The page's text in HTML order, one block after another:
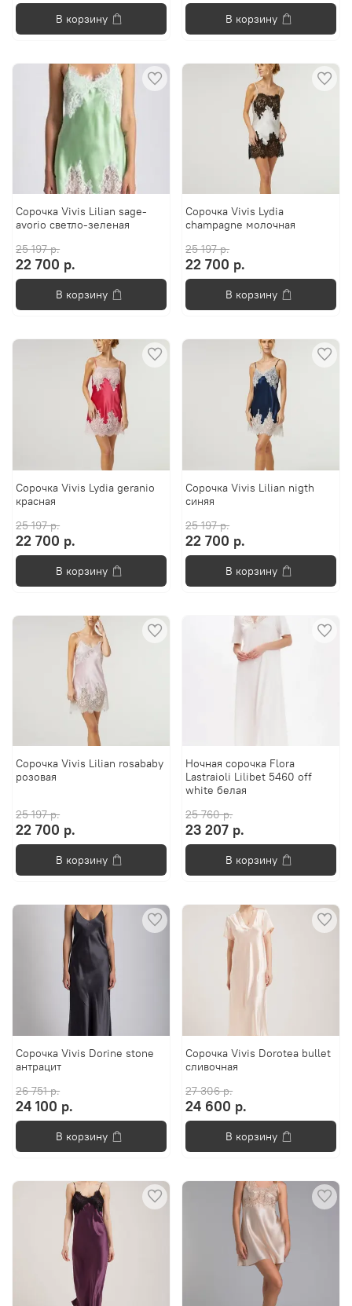
В корзину В корзину
Сорочка Vivis Lilian sage-
avorio светло-зеленая
25 197 р.
22 700 р.
В корзину
Сорочка Vivis Lydia
champagne молочная
25 197 р.
22 700 р.
В корзину
Сорочка Vivis Lydia geranio
красная
25 197 р.
22 700 р.
В корзину
Сорочка Vivis Lilian nigth
синяя
25 197 р.
22 700 р.
В корзину
Сорочка Vivis Lilian rosababy
розовая
25 197 р.
22 700 р.
В корзину
Ночная сорочка Flora
Lastraioli Lilibet 5460 off
white белая
25 760 р.
23 207 р.
В корзину
Сорочка Vivis Dorine stone
антрацит
26 751 р.
24 100 р.
В корзину
Сорочка Vivis Dorotea bullet
сливочная
27 306 р.
24 600 р.
В корзину